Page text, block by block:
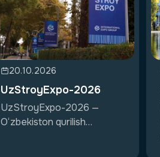
20.10.2026
UzStroyExpo-2026
UzStroyExpo-2026 —
O‘zbekiston qurilish